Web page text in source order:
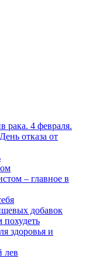
рака. 4 февраля.
отказа от
– главное в
добавок
здоровья и
лев